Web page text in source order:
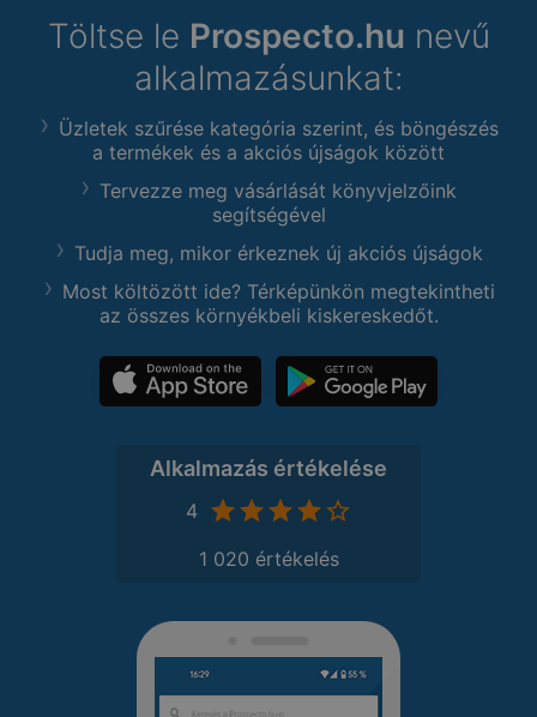
Töltse le Prospecto.hu nevű
alkalmazásunkat:
Üzletek szűrése kategória szerint, és böngészés
a termékek és a akciós újságok között
Tervezze meg vásárlását könyvjelzőink
segítségével
Tudja meg, mikor érkeznek új akciós újságok
Most költözött ide? Térképünkön megtekintheti
az összes környékbeli kiskereskedőt.
Alkalmazás értékelése
4
1 020 értékelés